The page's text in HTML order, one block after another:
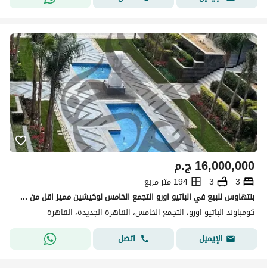
ج.م16,000,000
3
3
194 متر مربع
بنتهاوس للبيع في الباتيو اورو التجمع الخامس لوكيشين مميز اقل من سعر السوق استلام فوري
كومباوند الباتيو اورو، التجمع الخامس، القاهرة الجديدة، القاهرة
الإيميل
اتصل